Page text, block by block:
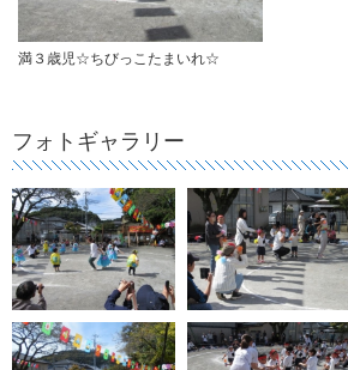
満３歳児☆ちびっこたまいれ☆
フォトギャラリー